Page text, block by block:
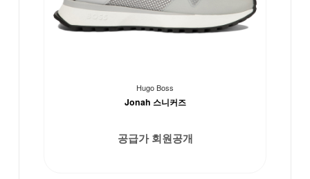
Hugo Boss
Jonah 스니커즈
공급가 회원공개